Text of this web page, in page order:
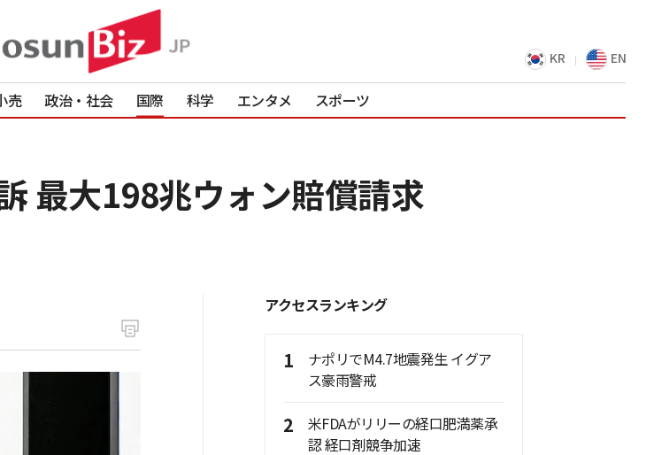
KR EN
売 政治・社会 国際 科学 エンタメ スポーツ
最大198兆ウォン賠償請求
アクセスランキング
1
ナポリでM4.7地震発生 イグア
ス豪雨警戒
2
米FDAがリリーの経口肥満薬承
認 経口剤競争加速